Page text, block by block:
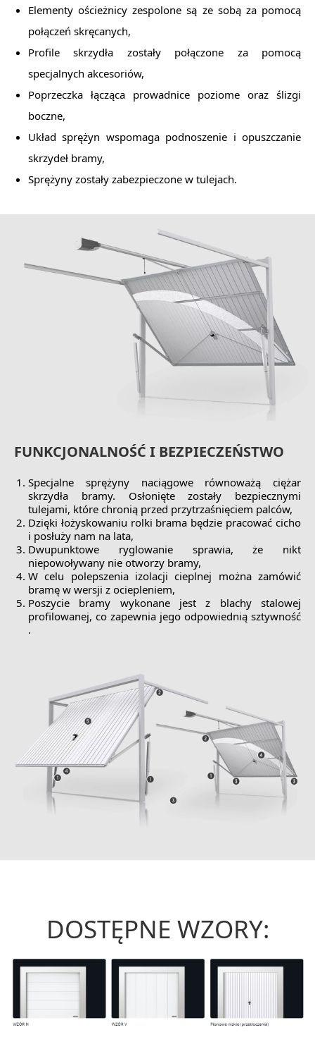
Elementy ościeżnicy zespolone są ze sobą za pomocą
połączeń skręcanych,
Profile skrzydła zostały połączone za pomocą
specjalnych akcesoriów,
Poprzeczka łącząca prowadnice poziome oraz ślizgi
boczne,
Układ sprężyn wspomaga podnoszenie i opuszczanie
skrzydeł bramy,
Sprężyny zostały zabezpieczone w tulejach.
FUNKCJONALNOŚĆ I BEZPIECZEŃSTWO
Specjalne sprężyny naciągowe równoważą ciężar
skrzydła bramy. Osłonięte zostały bezpiecznymi
tulejami, które chronią przed przytrzaśnięciem palców,
Dzięki łożyskowaniu rolki brama będzie pracować cicho
i posłuży nam na lata,
Dwupunktowe ryglowanie sprawia, że nikt
niepowoływany nie otworzy bramy,
W celu polepszenia izolacji cieplnej można zamówić
bramę w wersji z ociepleniem,
Poszycie bramy wykonane jest z blachy stalowej
profilowanej, co zapewnia jego odpowiednią sztywność
.
DOSTĘPNE WZORY: